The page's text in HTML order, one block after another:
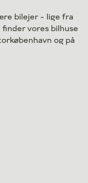
bilejer - lige fra
vores bilhuse
og på